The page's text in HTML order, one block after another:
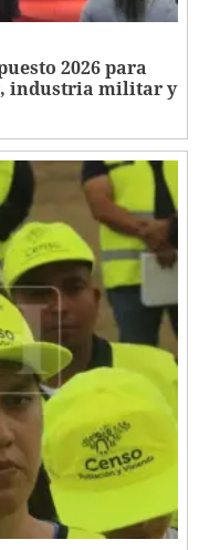
2026 para
industria militar y